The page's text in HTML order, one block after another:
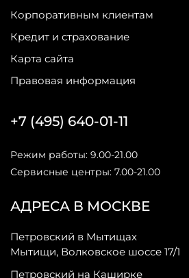
Корпоративным клиентам
Кредит и страхование
Карта сайта
Правовая информация
АДРЕСА В МОСКВЕ
Петровский в Мытищах
Мытищи, Волковское шоссе 17/1
Петровский на Каширке
+7 (495) 640-01-11
Режим работы: 9.00-21.00
Сервисные центры: 7.00-21.00